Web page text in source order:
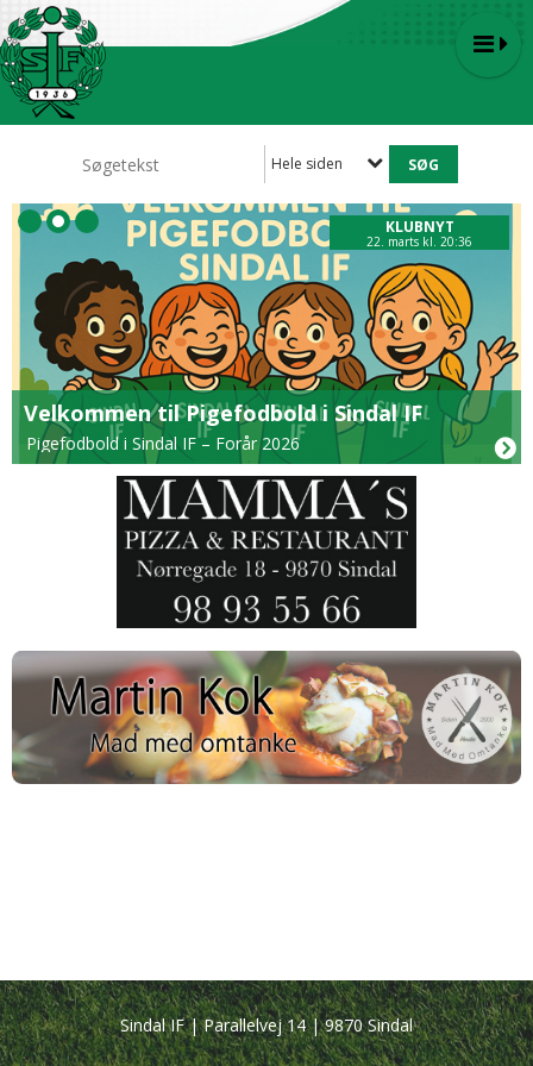
Hele siden
KLUBNYT
22. marts kl. 20:36
Velkommen til Pigefodbold i Sindal IF
Pigefodbold i Sindal IF – Forår 2026
Sindal IF | Parallelvej 14 | 9870 Sindal